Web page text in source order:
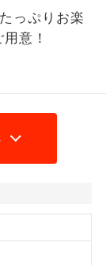
っぷりお楽
意！
きます。
金がかからない